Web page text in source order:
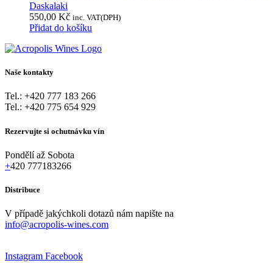
Daskalaki
550,00 Kč inc. VAT(DPH)
Přidat do košíku
Naše kontakty
Tel.: +420 777 183 266
Tel.: +420 775 654 929
Rezervujte si ochutnávku vín
Pondělí až Sobota
+420 777183266
Distribuce
V případě jakýchkoli dotazů nám napište na
info@acropolis-wines.com
Instagram Facebook